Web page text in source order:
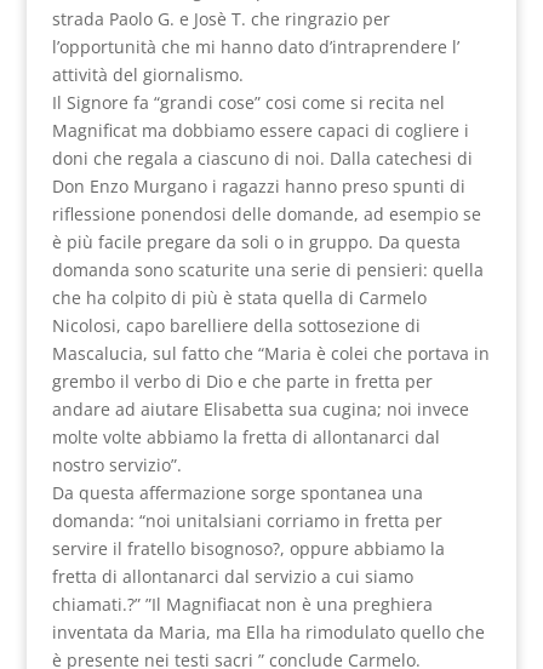
strada Paolo G. e Josè T. che ringrazio per
l’opportunità che mi hanno dato d’intraprendere l’
attività del giornalismo.
Il Signore fa “grandi cose” cosi come si recita nel
Magnificat ma dobbiamo essere capaci di cogliere i
doni che regala a ciascuno di noi. Dalla catechesi di
Don Enzo Murgano i ragazzi hanno preso spunti di
riflessione ponendosi delle domande, ad esempio se
è più facile pregare da soli o in gruppo. Da questa
domanda sono scaturite una serie di pensieri: quella
che ha colpito di più è stata quella di Carmelo
Nicolosi, capo barelliere della sottosezione di
Mascalucia, sul fatto che “Maria è colei che portava in
grembo il verbo di Dio e che parte in fretta per
andare ad aiutare Elisabetta sua cugina; noi invece
molte volte abbiamo la fretta di allontanarci dal
nostro servizio”.
Da questa affermazione sorge spontanea una
domanda: “noi unitalsiani corriamo in fretta per
servire il fratello bisognoso?, oppure abbiamo la
fretta di allontanarci dal servizio a cui siamo
chiamati.?” ”Il Magnifiacat non è una preghiera
inventata da Maria, ma Ella ha rimodulato quello che
è presente nei testi sacri ” conclude Carmelo.